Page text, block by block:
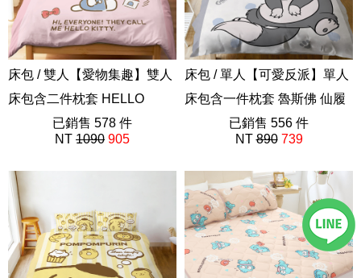
床包 / 雙人【愛物集趣】雙人
床包含二件枕套 HELLO
KITTY 三麗鷗已銷售 578 件
NT 1090 905
床包 / 單人【可愛反派】單人
床包含一件枕套 魯斯佛 仙履
奇緣 迪士尼 路西法
已銷售 556 件
NT890 739